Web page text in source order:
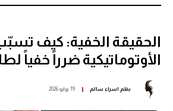
الحقيقة الخفية: كيف
الأوتوماتيكية ضرراً خفياً
بقلم اسراء سالم 19 يوليو 2026